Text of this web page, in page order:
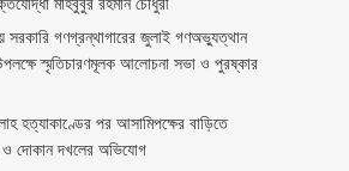
সরকারি গণগ্রন্থাগারের জুলাই গণঅভ্যুত্থান
স্মৃতিচারণমূলক আলোচনা সভা ও পুরষ্কার
হত্যাকাণ্ডের পর আসামিপক্ষের বাড়িতে
ও দোকান দখলের অভিযোগ